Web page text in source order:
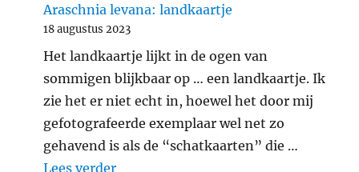
Araschnia levana: landkaartje
18 augustus 2023
Het landkaartje lijkt in de ogen van
sommigen blijkbaar op … een landkaartje. Ik
zie het er niet echt in, hoewel het door mij
gefotografeerde exemplaar wel net zo
gehavend is als de “schatkaarten” die …
Lees verder"Araschnia levana: landkaartje"